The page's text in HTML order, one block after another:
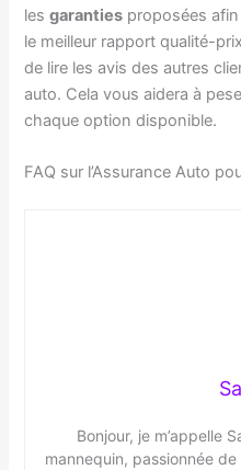
lesgaranties proposées
le meilleur rapport qualité-
de lire les avis des autres
auto. Cela vous aidera à
chaque option disponible.
FAQ sur l’Assurance Auto
Bonjour, je m’appelle
mannequin, passionnée